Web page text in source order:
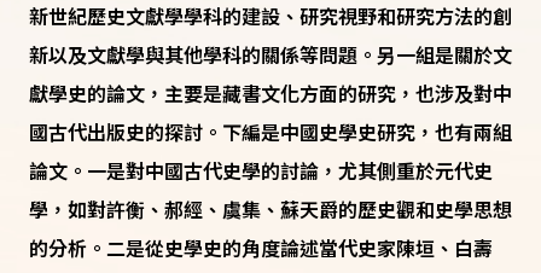
新世紀歷史文獻學學科的建設、研究視野和研究方法的創
新以及文獻學與其他學科的關係等問題。另一組是關於文
獻學史的論文，主要是藏書文化方面的研究，也涉及對中
國古代出版史的探討。下編是中國史學史研究，也有兩組
論文。一是對中國古代史學的討論，尤其側重於元代史
學，如對許衡、郝經、虞集、蘇天爵的歷史觀和史學思想
的分析。二是從史學史的角度論述當代史家陳垣、白壽